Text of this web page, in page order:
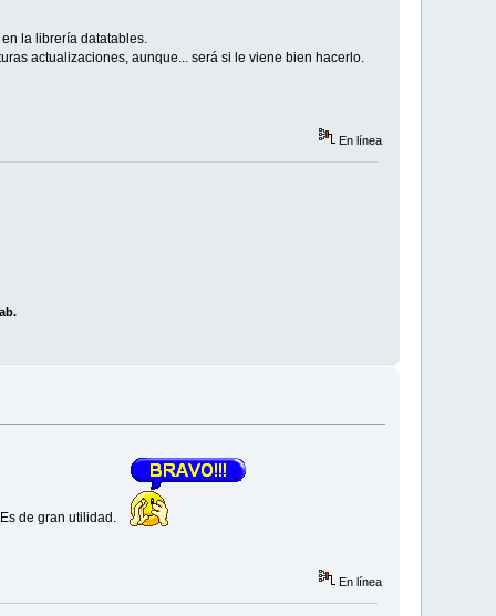
la librería datatables.
actualizaciones, aunque... será si le viene bien hacerlo.
En línea
de gran utilidad.
En línea